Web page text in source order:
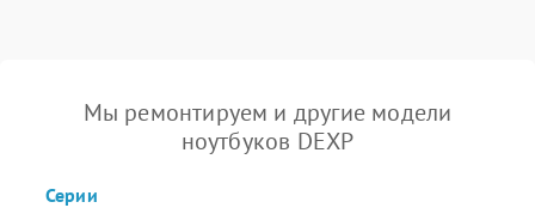
Мы ремонтируем и другие модели
ноутбуков DEXP
Серии